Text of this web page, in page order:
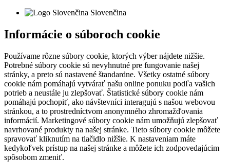
Slovenčina
Informácie o súboroch cookie
Používame rôzne súbory cookie, ktorých výber nájdete nižšie.
Potrebné súbory cookie sú nevyhnutné pre fungovanie našej
stránky, a preto sú nastavené štandardne. Všetky ostatné súbory
cookie nám pomáhajú vytvárať našu online ponuku podľa vašich
potrieb a neustále ju zlepšovať. Štatistické súbory cookie nám
pomáhajú pochopiť, ako návštevníci interagujú s našou webovou
stránkou, a to prostredníctvom anonymného zhromažďovania
informácií. Marketingové súbory cookie nám umožňujú zlepšovať
navrhované produkty na našej stránke. Tieto súbory cookie môžete
spravovať kliknutím na tlačidlo nižšie. K nastaveniam máte
kedykoľvek prístup na našej stránke a môžete ich zodpovedajúcim
spôsobom zmeniť.